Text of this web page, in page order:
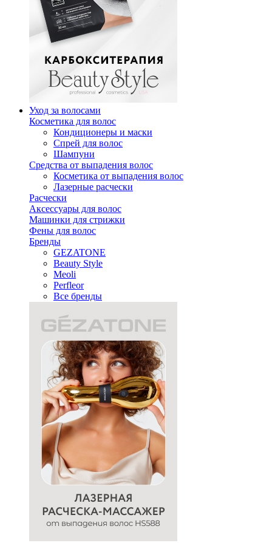
Уход за волосами
Косметика для волос
Кондиционеры и маски
Спрей для волос
Шампуни
Средства от выпадения волос
Косметика от выпадения волос
Лазерные расчески
Расчески
Аксессуары для волос
Машинки для стрижки
Фены для волос
Бренды
GEZATONE
Beauty Style
Meoli
Perfleor
Все бренды